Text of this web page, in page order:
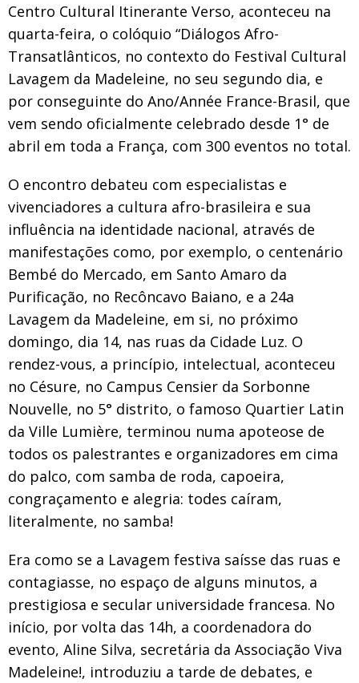
Centro Cultural Itinerante Verso, aconteceu na
quarta-feira, o colóquio “Diálogos Afro-
Transatlânticos, no contexto do Festival Cultural
Lavagem da Madeleine, no seu segundo dia, e
por conseguinte do Ano/Année France-Brasil, que
vem sendo oficialmente celebrado desde 1° de
abril em toda a França, com 300 eventos no total.
O encontro debateu com especialistas e
vivenciadores a cultura afro-brasileira e sua
influência na identidade nacional, através de
manifestações como, por exemplo, o centenário
Bembé do Mercado, em Santo Amaro da
Purificação, no Recôncavo Baiano, e a 24a
Lavagem da Madeleine, em si, no próximo
domingo, dia 14, nas ruas da Cidade Luz. O
rendez-vous, a princípio, intelectual, aconteceu
no Césure, no Campus Censier da Sorbonne
Nouvelle, no 5° distrito, o famoso Quartier Latin
da Ville Lumière, terminou numa apoteose de
todos os palestrantes e organizadores em cima
do palco, com samba de roda, capoeira,
congraçamento e alegria: todes caíram,
literalmente, no samba!
Era como se a Lavagem festiva saísse das ruas e
contagiasse, no espaço de alguns minutos, a
prestigiosa e secular universidade francesa. No
início, por volta das 14h, a coordenadora do
evento, Aline Silva, secretária da Associação Viva
Madeleine!, introduziu a tarde de debates, e